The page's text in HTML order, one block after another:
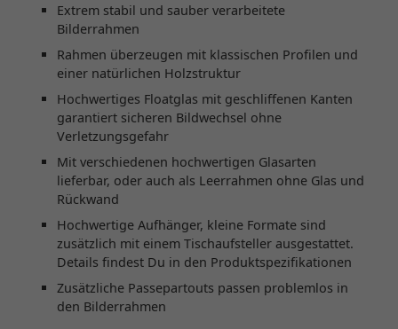
Extrem stabil und sauber verarbeitete
Bilderrahmen
Rahmen überzeugen mit klassischen Profilen und
einer natürlichen Holzstruktur
Hochwertiges Floatglas mit geschliffenen Kanten
garantiert sicheren Bildwechsel ohne
Verletzungsgefahr
Mit verschiedenen hochwertigen Glasarten
lieferbar, oder auch als Leerrahmen ohne Glas und
Rückwand
Hochwertige Aufhänger, kleine Formate sind
zusätzlich mit einem Tischaufsteller ausgestattet.
Details findest Du in den Produktspezifikationen
Zusätzliche Passepartouts passen problemlos in
den Bilderrahmen